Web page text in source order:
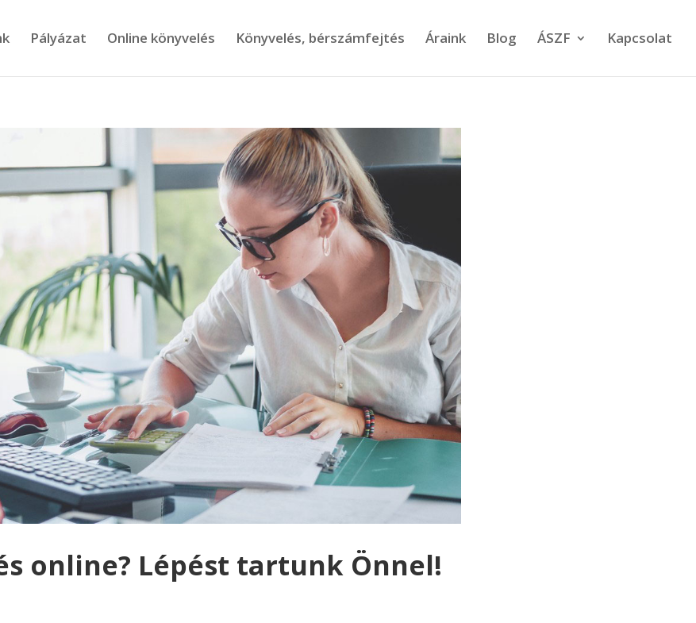
Pályázat Online könyvelés Könyvelés, bérszámfejtés Áraink Blog ÁSZF Kapcsolat
online? Lépést tartunk Önnel!